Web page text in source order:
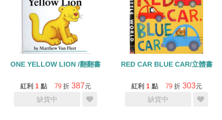
ONE YELLOW LION /翻翻書
紅利 1 點 79 折 387元
缺貨中
RED CAR BLUE CAR/立體書
紅利 1 點 79 折 303元
缺貨中